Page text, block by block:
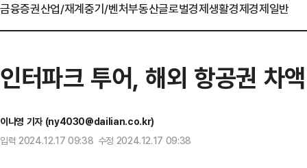
금융증권산업/재계중기/벤처부동산글로벌경제생활경제경제일반
인터파크 투어, 해외 항공권 차
이나영 기자 (ny4030@dailian.co.kr)
입력 2024.12.17 09:38 수정 2024.12.17 09:38